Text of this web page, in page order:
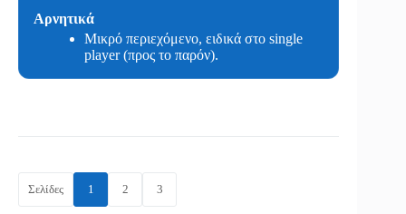
Αρνητικά
Μικρό περιεχόμενο, ειδικά στο single
player (προς το παρόν).
Σελίδες 1 2 3